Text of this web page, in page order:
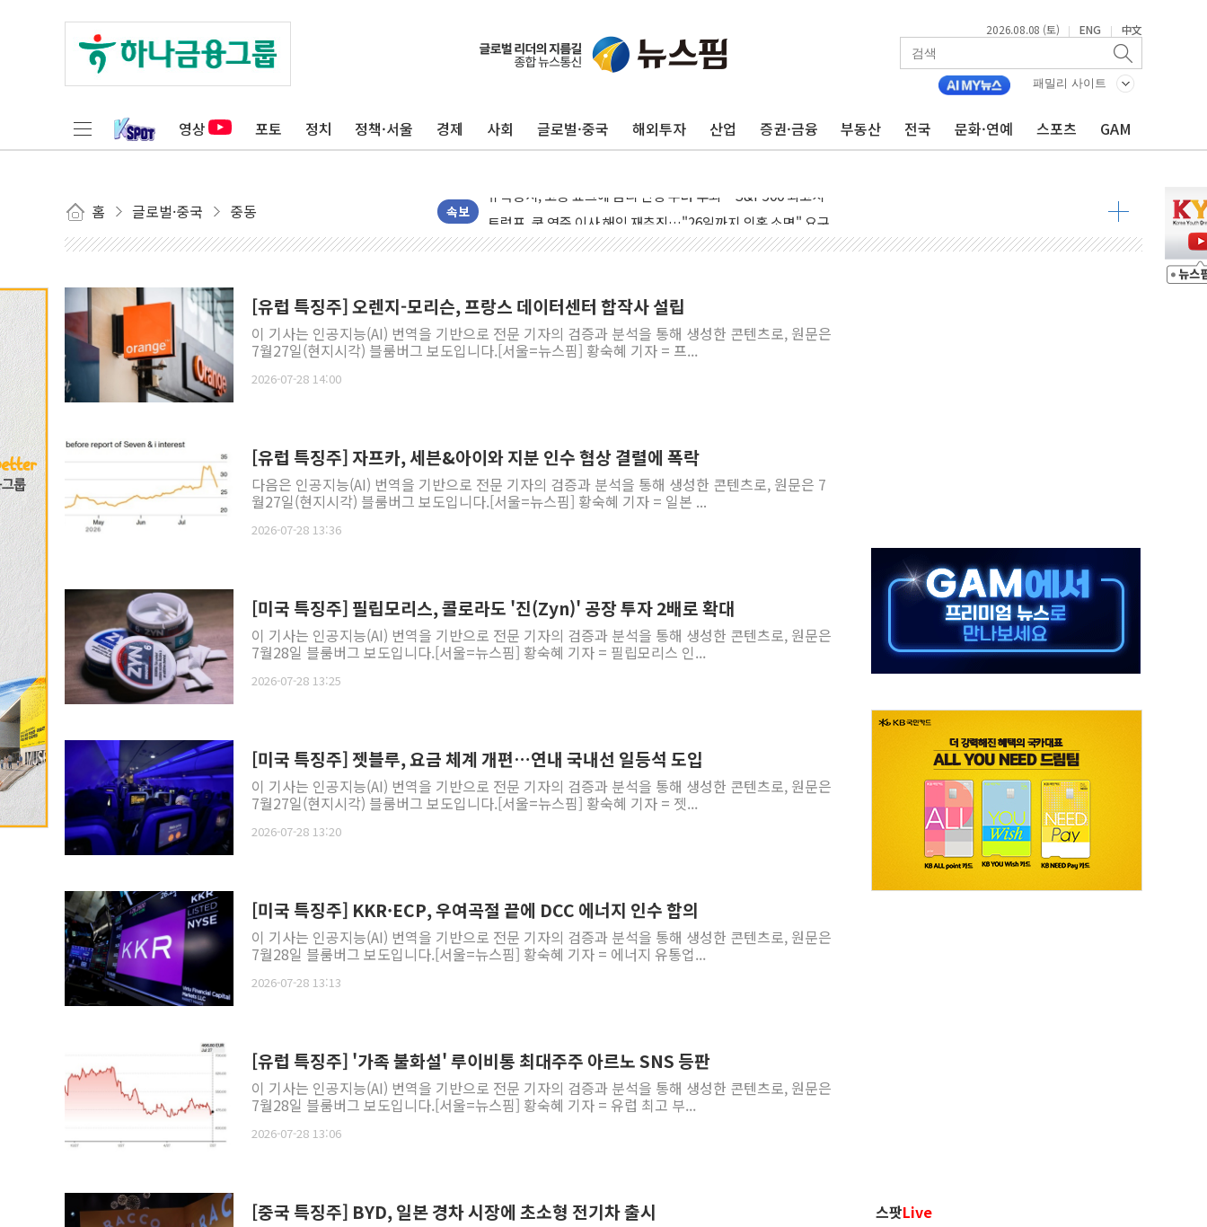
2026.08.08 (토) | ENG | 中文
패밀리 사이트
영상 포토 정치 정책·서울 경제 사회 글로벌·중국 해외투자 산업 증권·금융 부동산 전국 문화·연예 스포츠 GAM
홈 글로벌·중국 중동 속보
민주, 오늘 제주·인천 경선 결과 발표...'김민석 재역전 vs 정청래 격차 확대'
한상협, 업계 개인정보 보안 새판 짠다…'자율규제단체' 타진
트럼프, 쿡 연준 이사 해임 재추진…"26일까지 의혹 소명" 요구
유럽증시, 美 고용 예상 밖 부진에 연준 금리 인상 가능성 낮아지며 상승… STOXX 600 지수는 나흘 연속 최고치
트럼프, 백신·자폐증 행정명령 검토…"이르면 다음 주"
美 항소법원, 백악관 무도회장 공사 중단 명령…트럼프 제동
뉴욕증시 프리뷰, 美 고용 쇼크에 금리 인상 우려 후퇴…나스닥 선물 1%대 상승
[종합] 美 7월 고용 2만3000명 감소 '쇼크'…9월 금리 인상 기대 후퇴
[사진] 이슬람 수니파 3개국, 공동방위협정 체결
특정 정치인 측근 포항시 정책특보 내정설...포항시 '시끌'
李 "해남 태양광, 대한민국 다음 100년 밑거름…수도권 집중 완화 전환점"
[유럽 특징주] 오렌지-모리슨, 프랑스 데이터센터 합작사 설립
이 기사는 인공지능(AI) 번역을 기반으로 전문 기자의 검증과 분석을 통해 생성한 콘텐츠로, 원문은
7월27일(현지시각) 블룸버그 보도입니다.[서울=뉴스핌] 황숙혜 기자 = 프...
2026-07-28 14:00
[유럽 특징주] 자프카, 세븐&아이와 지분 인수 협상 결렬에 폭락
다음은 인공지능(AI) 번역을 기반으로 전문 기자의 검증과 분석을 통해 생성한 콘텐츠로, 원문은 7
월27일(현지시각) 블룸버그 보도입니다.[서울=뉴스핌] 황숙혜 기자 = 일본 ...
2026-07-28 13:36
[미국 특징주] 필립모리스, 콜로라도 '진(Zyn)' 공장 투자 2배로 확대
이 기사는 인공지능(AI) 번역을 기반으로 전문 기자의 검증과 분석을 통해 생성한 콘텐츠로, 원문은
7월28일 블룸버그 보도입니다.[서울=뉴스핌] 황숙혜 기자 = 필립모리스 인...
2026-07-28 13:25
[미국 특징주] 젯블루, 요금 체계 개편…연내 국내선 일등석 도입
이 기사는 인공지능(AI) 번역을 기반으로 전문 기자의 검증과 분석을 통해 생성한 콘텐츠로, 원문은
7월27일(현지시각) 블룸버그 보도입니다.[서울=뉴스핌] 황숙혜 기자 = 젯...
2026-07-28 13:20
[미국 특징주] KKR·ECP, 우여곡절 끝에 DCC 에너지 인수 합의
이 기사는 인공지능(AI) 번역을 기반으로 전문 기자의 검증과 분석을 통해 생성한 콘텐츠로, 원문은
7월28일 블룸버그 보도입니다.[서울=뉴스핌] 황숙혜 기자 = 에너지 유통업...
2026-07-28 13:13
[유럽 특징주] '가족 불화설' 루이비통 최대주주 아르노 SNS 등판
이 기사는 인공지능(AI) 번역을 기반으로 전문 기자의 검증과 분석을 통해 생성한 콘텐츠로, 원문은
7월28일 블룸버그 보도입니다.[서울=뉴스핌] 황숙혜 기자 = 유럽 최고 부...
2026-07-28 13:06
[중국 특징주] BYD, 일본 경차 시장에 초소형 전기차 출시 스팟Live